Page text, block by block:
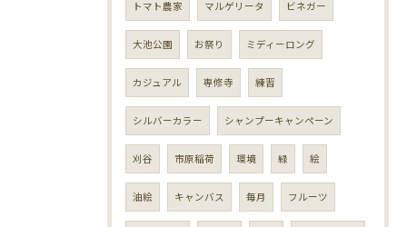
トマト農家 マルゲリータ ビネガー
大池公園 お祭り ミディーロング
カジュアル 専修寺 練習
シルバーカラー シャンプーキャンペーン
刈谷 市原稲荷 環境 緑 絵
油絵 キャンバス 毎月 フルーツ